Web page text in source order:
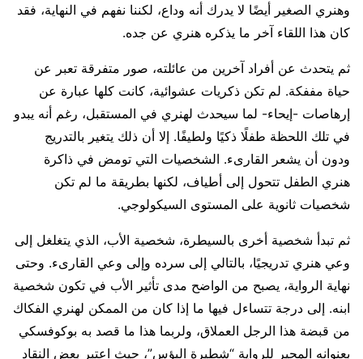
وهنري الصغير أيضًا لا يدرك أنه وداع، لكننا نفهم في النهاية، فقد
كان هذا اللقاء آخر ما يذكره هنري عن جده.
ثم يتحدث عن أفراد آخرين من عائلته، صور متفرقة تعبر عن
حياة مففكة. لم تكن ذكريات عشوائية، كانت كلها عبارة عن
إرهاصات -إيحاء- لما سيحدث لهنري في المستقبل، رغم أنه يبدو
في تلك اللحظة طفلًا ذكيًا ولطيفًا. إلا أن ذلك يتغير بالتدريج
ودون أن يشعر القارىء. الشخصيات التي تومض في ذاكرة
هنري الطفل تتحول إلى أطياف، لكنها بطريقة ما لم تكن
شخصيات ثانوية على المستوى السيكولوجي.
ثم تبدأ شخصية أخرى بالسيطرة، شخصية الأب، الذي يتغلغل إلى
وعي هنري تدريجيًا، بالتالي إلى سرده وإلى وعي القارىء. وحتى
نهاية الرواية، يصبح من الواضح مدى تأثير الأب في تكون شخصية
ابنه. إلى درجة تتساءل فيها ما إذا كان من الممكن لهنري الفكاك
من قبضة هذا الرجل العملاق، ولربما هذا ما قصد به بوكوفسكي
بعنوانه المحير للرواية “شطيرة البؤس”، حيث اعتبر بعض النقاد